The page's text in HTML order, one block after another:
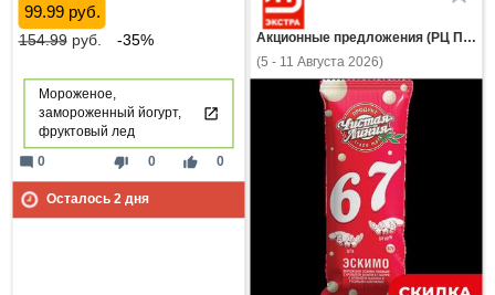
99.99 руб.
154.99руб. -35%
Мороженое,
замороженный йогурт,
фруктовый лед
thumb_down 0 thumb_up 0
mode_comment 0
Осталось 2дня
Акционные предложения (РЦ Пнз)
(5 - 11 Августа 2026)